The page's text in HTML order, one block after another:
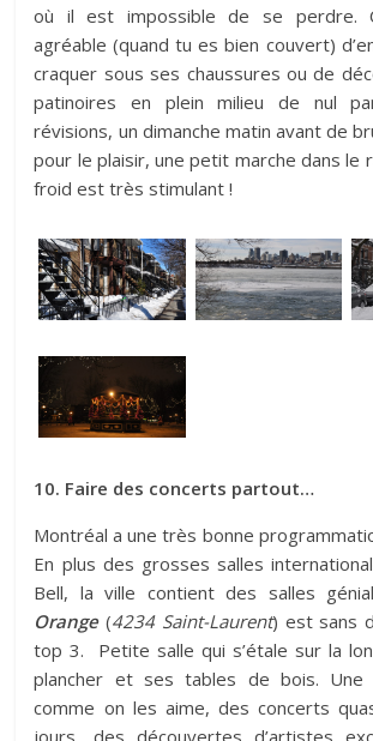
où il est impossible de se perdre.
agréable (quand tu es bien couvert)
craquer sous ses chaussures ou de
patinoires en plein milieu de nul
révisions, un dimanche matin avant de
pour le plaisir, une petit marche dans le
froid est très stimulant !
10. Faire des concerts partout…
Montréal a une très bonne
En plus des grosses salles
Bell, la ville contient des salles
Orange(4234 Saint-Laurent) est sans
top 3. Petite salle qui s’étale sur la
plancher et ses tables de bois. Une
comme on les aime, des concerts